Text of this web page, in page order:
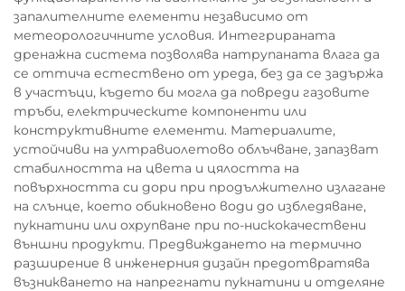
запалителните елементи независимо от
метеорологичните условия. Интегрираната
дренажна система позволява натрупаната влага да
се оттича естествено от уреда, без да се задържа
в участъци, където би могла да повреди газовите
тръби, електрическите компоненти или
конструктивните елементи. Материалите,
устойчиви на ултравиолетово облъчване, запазват
стабилността на цвета и цялостта на
повърхността си дори при продължително излагане
на слънце, което обикновено води до избледяване,
пукнатини или охрупване при по-нискокачествени
външни продукти. Предвиждането на термично
разширение в инженерния дизайн предотвратява
възникването на напрегнати пукнатини и отделяне